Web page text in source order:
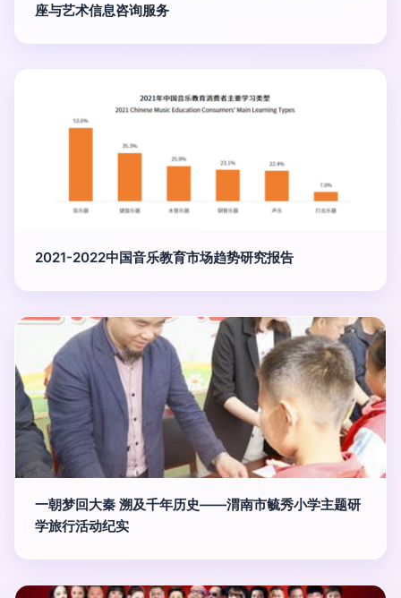
座与艺术信息咨询服务
2021-2022中国音乐教育市场趋势研究报告
一朝梦回大秦 溯及千年历史——渭南市毓秀小学主题研
学旅行活动纪实